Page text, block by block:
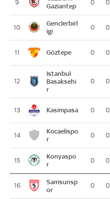
9
Gaziantep
0 0
10
Genclerbirl
igi
0 0
11 Göztepe 0 0
12
Istanbul
Basaksehi
r
0 0
13 Kasimpasa 0 0
14
Kocaelispo
r
0 0
15
Konyaspo
r
0 0
16
Samsunsp
or
0 0